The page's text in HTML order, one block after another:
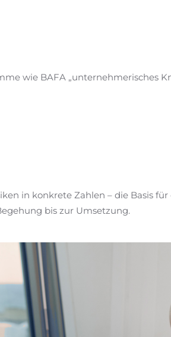
wie BAFA „unternehmerisches
in konkrete Zahlen – die Basis
bis zur Umsetzung.